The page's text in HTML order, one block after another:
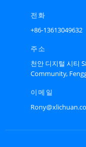
전화
+86-13613049632
주소
천안 디지털 시티
Community,
이메일